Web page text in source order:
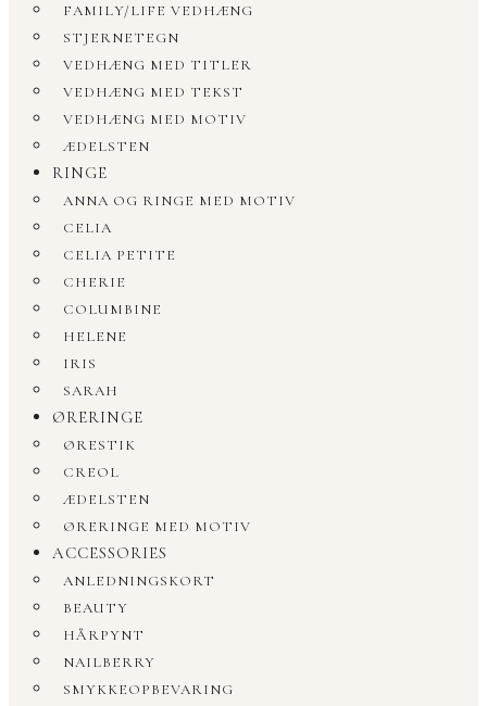
FAMILY/LIFE VEDHÆNG
STJERNETEGN
VEDHÆNG MED TITLER
VEDHÆNG MED TEKST
VEDHÆNG MED MOTIV
ÆDELSTEN
RINGE
ANNA OG RINGE MED MOTIV
CELIA
CELIA PETITE
CHERIE
COLUMBINE
HELENE
IRIS
SARAH
ØRERINGE
ØRESTIK
CREOL
ÆDELSTEN
ØRERINGE MED MOTIV
ACCESSORIES
ANLEDNINGSKORT
BEAUTY
HÅRPYNT
NAILBERRY
SMYKKEOPBEVARING